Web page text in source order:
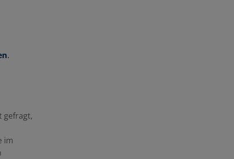
.
gefragt,
im